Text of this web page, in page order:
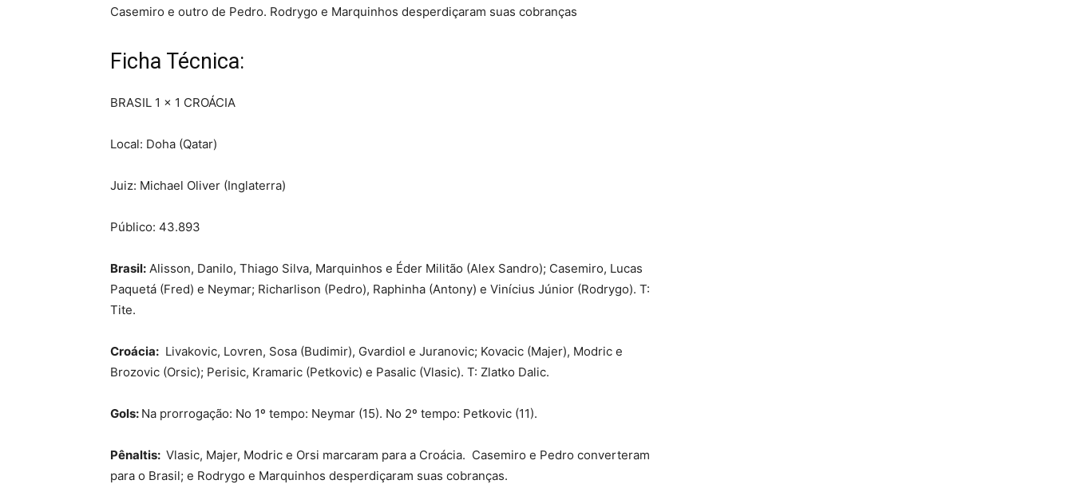
Casemiro e outro de Pedro. Rodrygo e Marquinhos desperdiçaram suas cobranças
Ficha Técnica:
BRASIL 1 x 1 CROÁCIA
Local: Doha (Qatar)
Juiz: Michael Oliver (Inglaterra)
Público: 43.893
Brasil: Alisson, Danilo, Thiago Silva, Marquinhos e Éder Militão (Alex Sandro); Casemiro, Lucas
Paquetá (Fred) e Neymar; Richarlison (Pedro), Raphinha (Antony) e Vinícius Júnior (Rodrygo). T:
Tite.
Croácia: Livakovic, Lovren, Sosa (Budimir), Gvardiol e Juranovic; Kovacic (Majer), Modric e
Brozovic (Orsic); Perisic, Kramaric (Petkovic) e Pasalic (Vlasic). T: Zlatko Dalic.
Gols: Na prorrogação: No 1º tempo: Neymar (15). No 2º tempo: Petkovic (11).
Pênaltis: Vlasic, Majer, Modric e Orsi marcaram para a Croácia. Casemiro e Pedro converteram
para o Brasil; e Rodrygo e Marquinhos desperdiçaram suas cobranças.